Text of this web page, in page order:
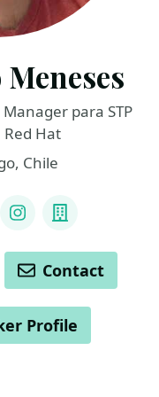
para STP
Red Hat
Chile
InstagramCompany
Contact
Profile